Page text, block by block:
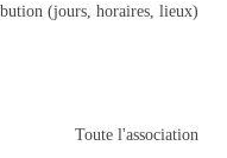
(jours, horaires, lieux)
Toute l'association